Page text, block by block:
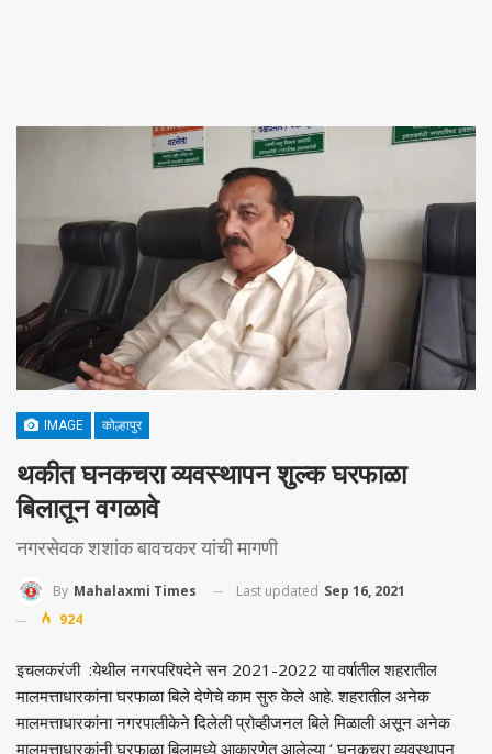
IMAGE कोल्हापुर
थकीत घनकचरा व्यवस्थापन शुल्क घरफाळा
बिलातून वगळावे
नगरसेवक शशांक बावचकर यांची मागणी
By Mahalaxmi Times Last updated Sep 16, 2021
924
इचलकरंजी :येथील नगरपरिषदेने सन 2021-2022 या वर्षातील शहरातील
मालमत्ताधारकांना घरफाळा बिले देणेचे काम सुरु केले आहे. शहरातील अनेक
मालमत्ताधारकांना नगरपालीकेने दिलेली प्रोव्हीजनल बिले मिळाली असून अनेक
मालमत्ताधारकांनी घरफाळा बिलामध्ये आकारणेत आलेल्या ‘ घनकचरा व्यवस्थापन